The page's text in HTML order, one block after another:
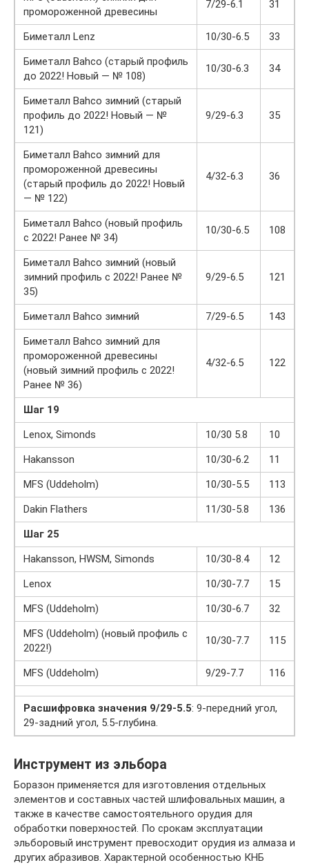
промороженной древесины
7/29-6.1 31
Биметалл Lenz 10/30-6.5
33
Биметалл Bahco (старый профиль
до 2022! Новый — № 108)
10/30-6.3 34
Биметалл Bahco зимний (старый
профиль до 2022! Новый — №
121)
9/29-6.3 35
Биметалл Bahco зимний для
промороженной древесины
(старый профиль до 2022! Новый
— № 122)
4/32-6.3 36
Биметалл Bahco (новый профиль
с 2022! Ранее № 34)
10/30-6.5 108
Биметалл Bahco зимний (новый
зимний профиль с 2022! Ранее №
35)
9/29-6.5 121
Биметалл Bahco зимний 7/29-6.5
143
Биметалл Bahco зимний для
промороженной древесины
(новый зимний профиль с 2022!
Ранее № 36)
4/32-6.5 122
Шаг 19
Lenox, Simonds
10/30 5.8
10
Hakansson
10/30-6.2
11
MFS (Uddeholm)
10/30-5.5
113
Dakin Flathers
11/30-5.8
136
Шаг 25
Hakansson, HWSM, Simonds
10/30-8.4
12
Lenox
10/30-7.7
15
MFS (Uddeholm)
10/30-6.7
32
MFS (Uddeholm) (новый профиль с
2022!)
10/30-7.7 115
MFS (Uddeholm) 9/29-7.7 116
Расшифровка значения 9/29-5.5: 9-передний угол,
29-задний угол, 5.5-глубина.
Инструмент из эльбора
Боразон применяется для изготовления отдельных
элементов и составных частей шлифовальных машин, а
также в качестве самостоятельного орудия для
обработки поверхностей. По срокам эксплуатации
эльборовый инструмент превосходит орудия из алмаза и
других абразивов. Характерной особенностью КНБ